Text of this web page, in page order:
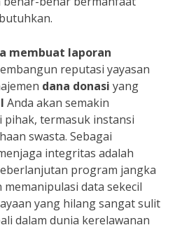
membuat laporan
reputasi yayasan
dana donasi yang
Anda akan semakin
pihak, termasuk instansi
swasta. Sebagai
integritas adalah
program jangka
data sekecil
yang hilang sangat sulit
dalam dunia kerelawanan